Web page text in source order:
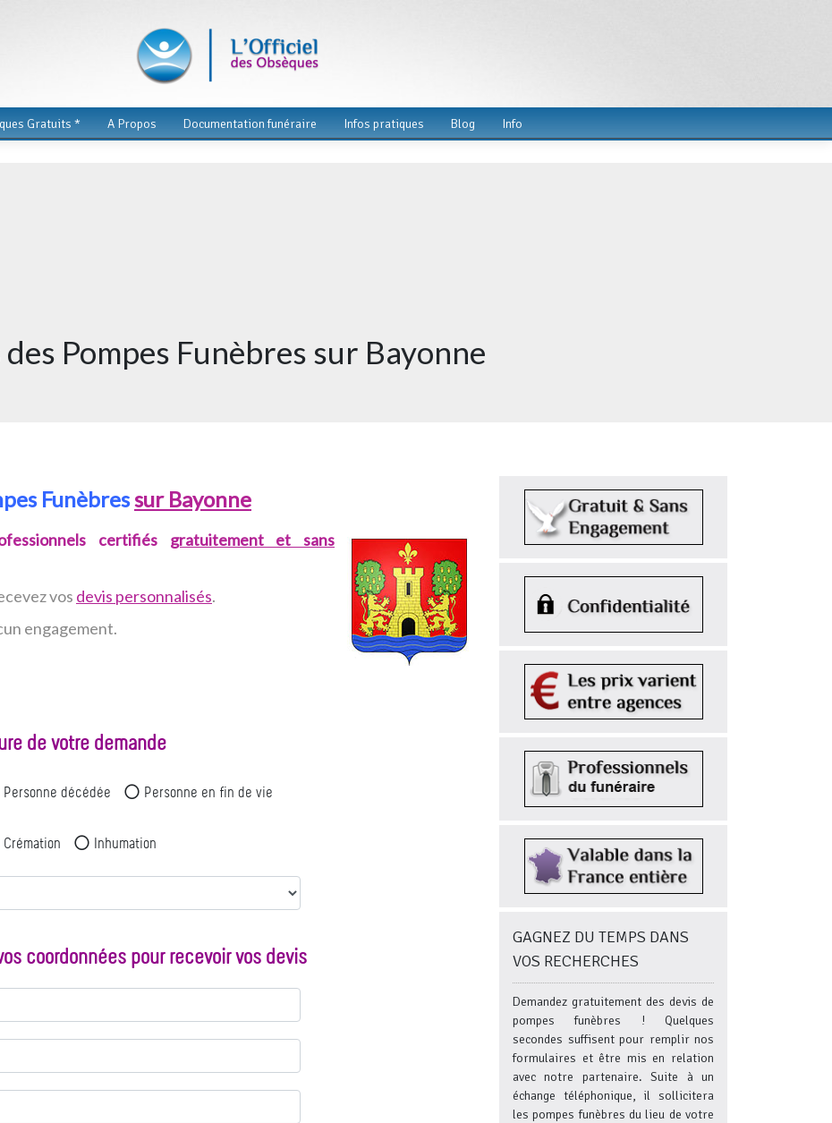
Gratuits * A Propos Documentation funéraire Infos pratiques Blog Info
Pompes Funèbres sur Bayonne
Funèbressur Bayonne
certifiés gratuitement et sans
vos devis personnalisés.
engagement.
GAGNEZ DU TEMPS DANS
VOS RECHERCHES
Demandez gratuitement des devis de
pompes funèbres ! Quelques
secondes suffisent pour remplir nos
formulaires et être mis en relation
avec notre partenaire. Suite à un
échange téléphonique, il sollicitera
les pompes funèbres du lieu de votre